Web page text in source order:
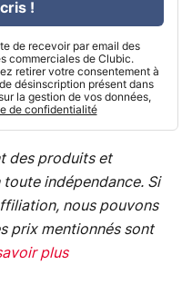
de recevoir par email des
commerciales de Clubic.
retirer votre consentement à
désinscription présent dans
la gestion de vos données,
de confidentialité
!
des produits et
indépendance. Si
nous pouvons
prix mentionnés sont
plus